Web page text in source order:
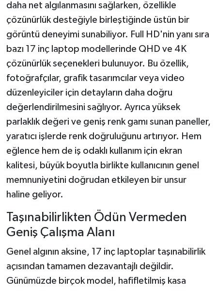
daha net algılanmasını sağlarken, özellikle
çözünürlük desteğiyle birleştiğinde üstün bir
görüntü deneyimi sunabiliyor. Full HD'nin yanı sıra
bazı 17 inç laptop modellerinde QHD ve 4K
çözünürlük seçenekleri bulunuyor. Bu özellik,
fotoğrafçılar, grafik tasarımcılar veya video
düzenleyiciler için detayların daha doğru
değerlendirilmesini sağlıyor. Ayrıca yüksek
parlaklık değeri ve geniş renk gamı sunan paneller,
yaratıcı işlerde renk doğruluğunu artırıyor. Hem
eğlence hem de iş odaklı kullanım için ekran
kalitesi, büyük boyutla birlikte kullanıcının genel
memnuniyetini doğrudan etkileyen bir unsur
haline geliyor.
Taşınabilirlikten Ödün Vermeden
Geniş Çalışma Alanı
Genel algının aksine, 17 inç laptoplar taşınabilirlik
açısından tamamen dezavantajlı değildir.
Günümüzde birçok model, hafifletilmiş kasa